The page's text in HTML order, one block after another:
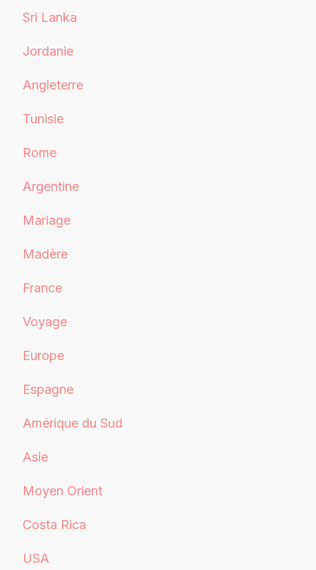
Sri Lanka
Jordanie
Angleterre
Tunisie
Rome
Argentine
Mariage
Madère
France
Voyage
Europe
Espagne
Amérique du Sud
Asie
Moyen Orient
Costa Rica
USA